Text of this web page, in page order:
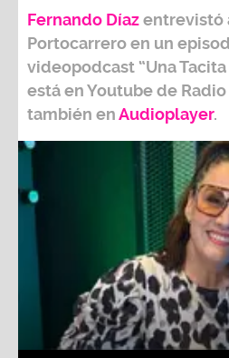
Fernando Díazentrevistó
Portocarreroen un
videopodcast “Una
está en Youtube de
también enAudioplayer.